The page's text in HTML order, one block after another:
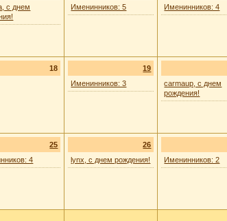
с днем
Именинников: 5
Именинников: 4
18
19
Именинников: 3
carmaup, с днем
рождения!
25
4
26
lynx, с днем рождения!
Именинников: 2